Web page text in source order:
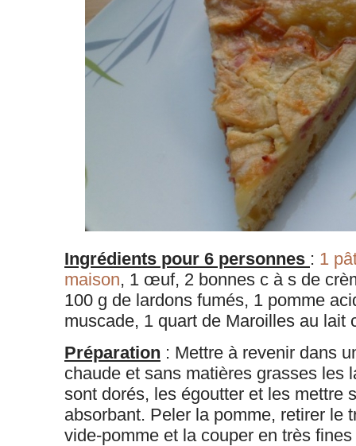
Ingrédients pour 6 personnes : 1
maison, 1 œuf, 2 bonnes c à s de
100 g de lardons fumés, 1 pomme
muscade, 1 quart de Maroilles au lait
Préparation : Mettre à revenir dans
chaude et sans matières grasses les
sont dorés, les égoutter et les mettre
absorbant. Peler la pomme, retirer le
vide-pomme et la couper en très